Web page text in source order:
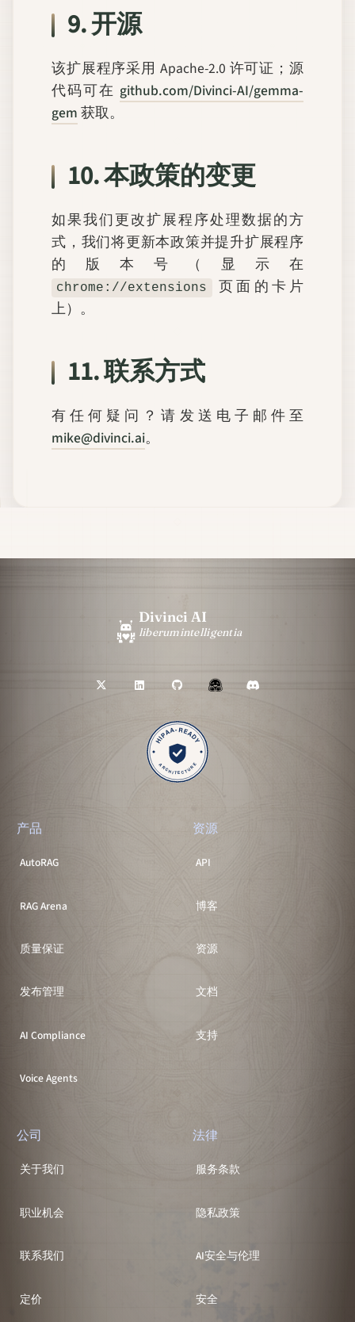
9. 开源
该扩展程序采用 Apache-2.0 许可证；源
代码可在 github.com/Divinci-AI/gemma-
gem 获取。
10. 本政策的变更
如果我们更改扩展程序处理数据的方
式，我们将更新本政策并提升扩展程序
的版本号（显示在
chrome://extensions
页面的卡片
上）。
11. 联系方式
有任何疑问？请发送电子邮件至
mike@divinci.ai。
Divinci AI
liberumintelligentia
产品
AutoRAG
RAG Arena
质量保证
发布管理
AI Compliance
Voice Agents
资源
API
博客
资源
文档
支持
公司
关于我们
职业机会
联系我们
定价
法律
服务条款
隐私政策
AI安全与伦理
安全